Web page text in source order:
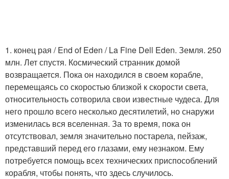
1. конец рая / End of Eden / La Fine Dell Eden. Земля. 250
млн. Лет спустя. Космический странник домой
возвращается. Пока он находился в своем корабле,
перемещаясь со скоростью близкой к скорости света,
относительность сотворила свои известные чудеса. Для
него прошло всего несколько десятилетий, но снаружи
изменилась вся вселенная. За то время, пока он
отсутствовал, земля значительно постарела, пейзаж,
представший перед его глазами, ему незнаком. Ему
потребуется помощь всех технических приспособлений
корабля, чтобы понять, что здесь случилось.